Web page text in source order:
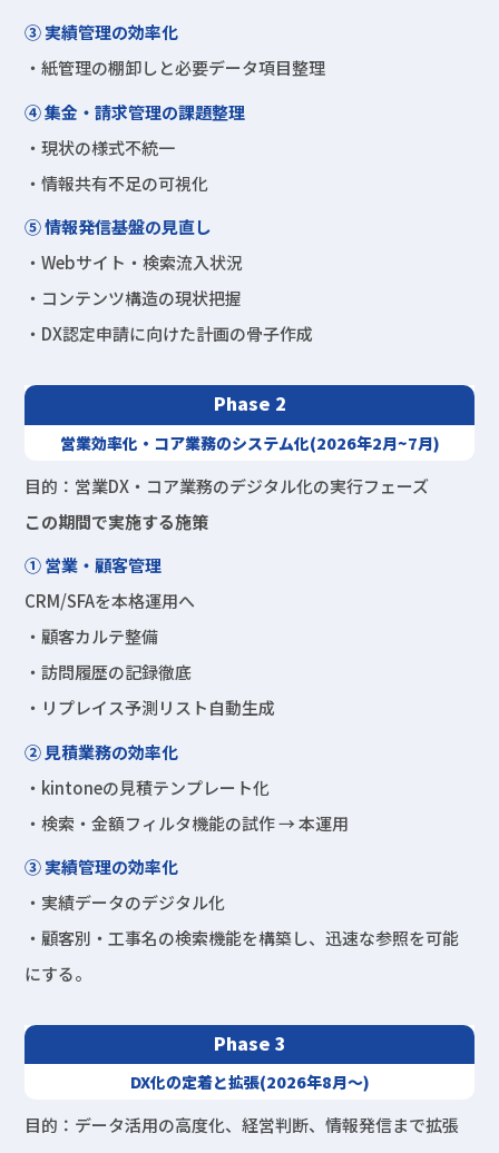
③ 実績管理の効率化
・紙管理の棚卸しと必要データ項目整理
④ 集金・請求管理の課題整理
・現状の様式不統一
・情報共有不足の可視化
⑤ 情報発信基盤の見直し
・Webサイト・検索流入状況
・コンテンツ構造の現状把握
・DX認定申請に向けた計画の骨子作成
Phase 2
営業効率化・コア業務のシステム化(2026年2月~7月)
目的：営業DX・コア業務のデジタル化の実行フェーズ
この期間で実施する施策
① 営業・顧客管理
CRM/SFAを本格運用へ
・顧客カルテ整備
・訪問履歴の記録徹底
・リプレイス予測リスト自動生成
② 見積業務の効率化
・kintoneの見積テンプレート化
・検索・金額フィルタ機能の試作 → 本運用
③ 実績管理の効率化
・実績データのデジタル化
・顧客別・工事名の検索機能を構築し、迅速な参照を可能
にする。
Phase 3
DX化の定着と拡張(2026年8月〜)
目的：データ活用の高度化、経営判断、情報発信まで拡張